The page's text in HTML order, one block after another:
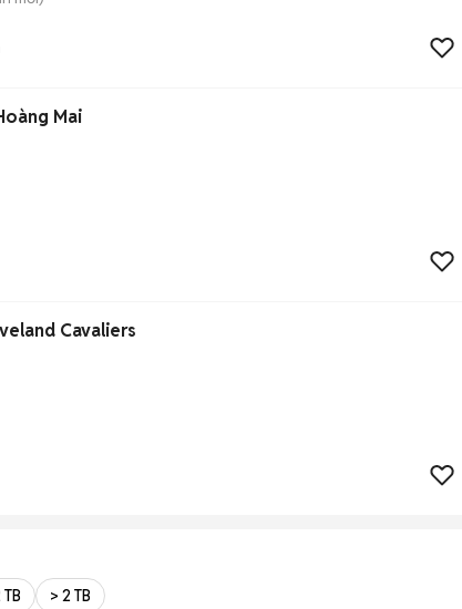
Mai
Cavaliers
TB > 2 TB